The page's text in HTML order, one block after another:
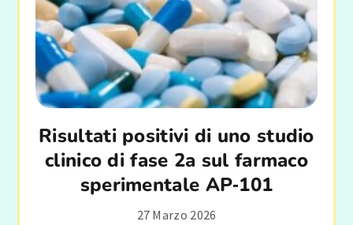
Risultati positivi di uno studio
clinico di fase 2a sul farmaco
sperimentale AP‑101
27 Marzo 2026